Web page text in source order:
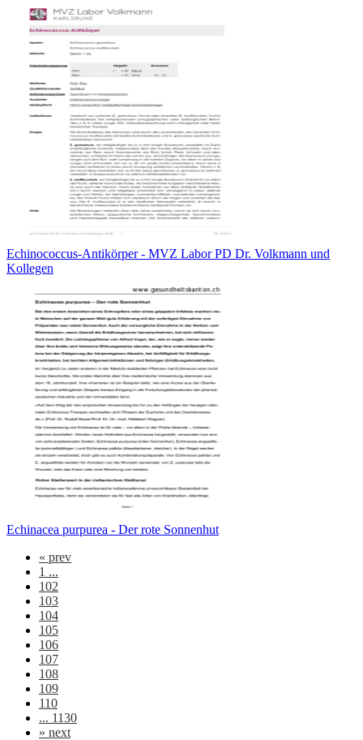
Echinococcus-Antikörper - MVZ Labor PD Dr. Volkmann und
Kollegen
Echinacea purpurea - Der rote Sonnenhut
« prev
1 ...
102
103
104
105
106
107
108
109
110
... 1130
» next